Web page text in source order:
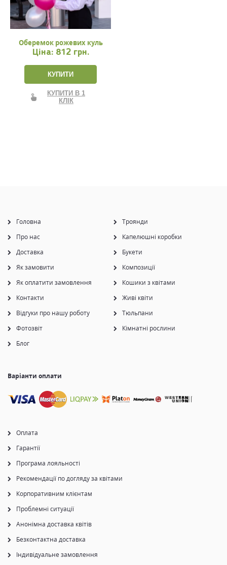
Оберемок рожевих куль
Ціна: 812 грн.
КУПИТИ
КУПИТИ В 1
КЛІК
Головна
Про нас
Доставка
Як замовити
Як оплатити замовлення
Контакти
Відгуки про нашу роботу
Фотозвіт
Блог
Троянди
Капелюшні коробки
Букети
Композиції
Кошики з квітами
Живі квіти
Тюльпани
Кімнатні рослини
Оплата
Гарантії
Програма лояльності
Рекомендації по догляду за квітами
Корпоративним клієнтам
Проблемні ситуації
Анонімна доставка квітів
Безконтактна доставка
Індивідуальне замовлення
Варіанти оплати